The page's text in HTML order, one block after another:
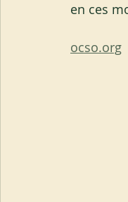
en ces
ocso.org